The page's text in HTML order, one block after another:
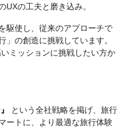
UXの工夫と磨き込み。
駆使し、従来のアプローチで
」の創造に挑戦しています。
ミッションに挑戦したい方か
という全社戦略を掲げ、旅行
ートに、より最適な旅行体験